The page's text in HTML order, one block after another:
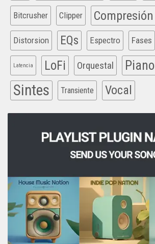
Bitcrusher Clipper Compresión
Distorsion EQs Espectro Fases
Latencia LoFi Orquestal Piano
Sintes Transiente Vocal